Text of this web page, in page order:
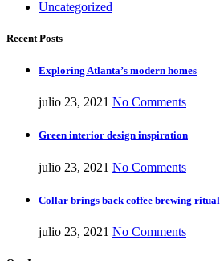
Uncategorized
Recent Posts
Exploring Atlanta’s modern homes
julio 23, 2021 No Comments
Green interior design inspiration
julio 23, 2021 No Comments
Collar brings back coffee brewing ritual
julio 23, 2021 No Comments